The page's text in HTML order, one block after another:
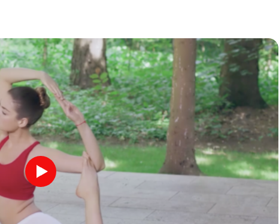
Instruktor-Stimme
flucht der seele
innerer frieden 01:27
morgenträume 01:34
waldkühlung 05:00
sommerregen
bergstille